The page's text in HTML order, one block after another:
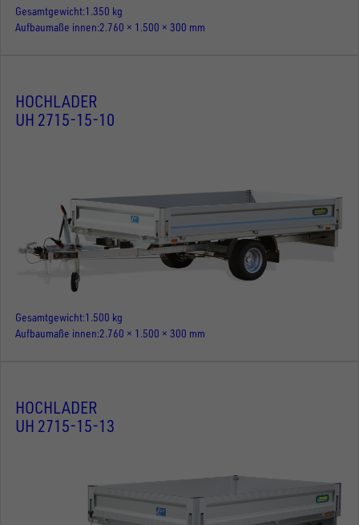
Gesamtgewicht 1.350 kg
Aufbaumaße innen 2.760 × 1.500 × 300 mm
HOCHLADER
UH 2715-15-10
Gesamtgewicht 1.500 kg
Aufbaumaße innen 2.760 × 1.500 × 300 mm
HOCHLADER
UH 2715-15-13